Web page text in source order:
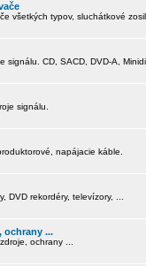
všetkých typov, sluchátkové
signálu. CD, SACD, DVD-A,
signálu.
napájacie káble.
DVD rekordéry, televízory, ...
ochrany ...
ochrany ...